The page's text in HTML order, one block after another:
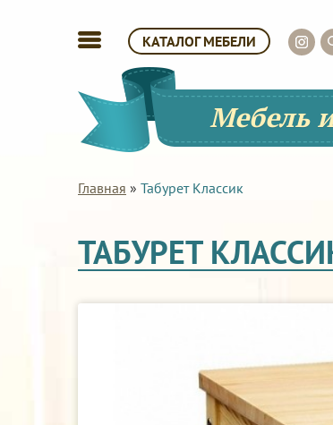
КАТАЛОГ МЕБЕЛИ
Мебель
Главная » Табурет Классик
ТАБУРЕТ